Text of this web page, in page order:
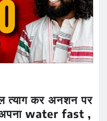
त्याग कर अनशन पर
अपना water fast ,